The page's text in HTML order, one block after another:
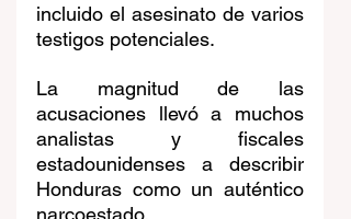
incluido el asesinato de varios
testigos potenciales.
La magnitud de las
acusaciones llevó a muchos
analistas y fiscales
estadounidenses a describir
Honduras como un auténtico
narcoestado.